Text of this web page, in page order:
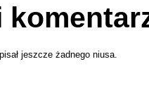
jeszcze żadnego niusa.